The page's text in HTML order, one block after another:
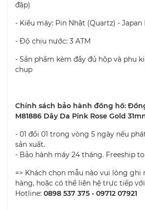
đập)
- Kiểu máy: Pin Nhật (Quartz) -
- Độ chịu nước: 3 ATM
- Sản phẩm kèm đầy đủ hộp và phụ
chụp
Chính sách bảo hành đồng hồ:
M81886 Dây Da Pink Rose Gold
- 01 đổi 01 trong vòng 5 ngày nếu
sản xuất.
- Bảo hành máy 24 tháng. Freeship
=> Khách chọn mẫu nào vui lòng
hàng, hoặc có thể liên hệ trực tiếp
Hotline: 0898 537 375 - 09712 07921